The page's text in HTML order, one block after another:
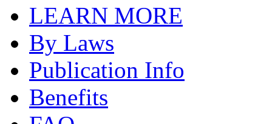
LEARN MORE
By Laws
Publication Info
Benefits